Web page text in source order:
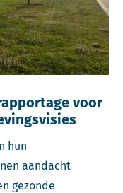
voor
hun
aandacht
gezonde